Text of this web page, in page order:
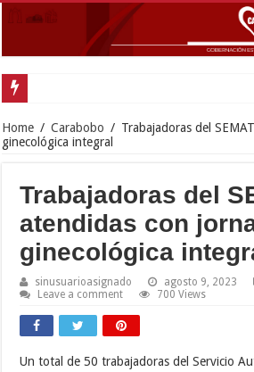
Home / Carabobo / Trabajadoras del
ginecológica integral
Trabajadoras del
atendidas con
ginecológica
sinusuarioasignado agosto 9, 2023
Leave a comment
700 Views
Un total de 50 trabajadoras del Servicio